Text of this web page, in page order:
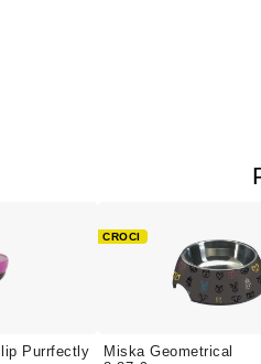
Purrfectly
Miska Geometrical
CROCI